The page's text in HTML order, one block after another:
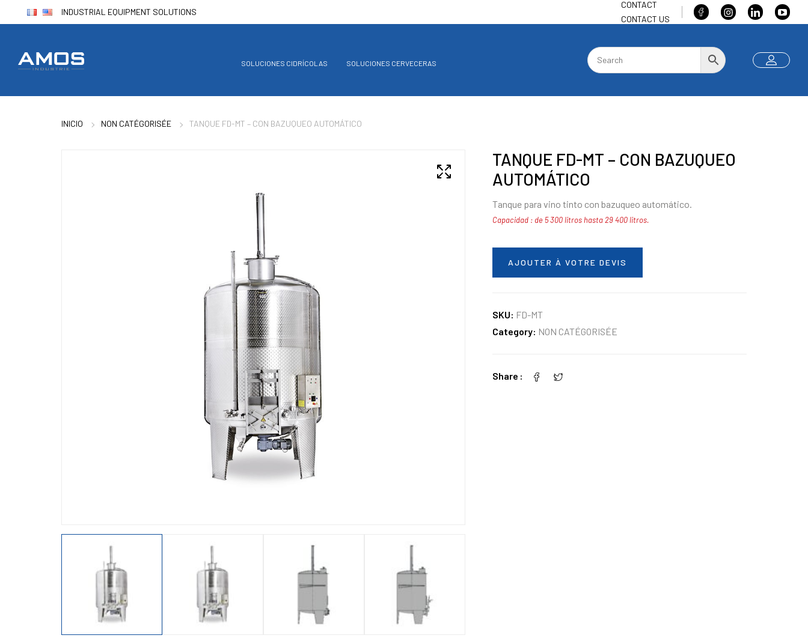
INDUSTRIAL EQUIPMENT SOLUTIONS
CONTACT
CONTACT US
SOLUCIONES CIDRÍCOLAS SOLUCIONES CERVECERAS
INICIO NON CATÉGORISÉE TANQUE FD-MT – CON BAZUQUEO AUTOMÁTICO
TANQUE FD-MT – CON BAZUQUEO
AUTOMÁTICO
Tanque para vino tinto con bazuqueo automático.
Capacidad : de 5 300 litros hasta 29 400 litros.
AJOUTER À VOTRE DEVIS
SKU: FD-MT
Category: NON CATÉGORISÉE
Share